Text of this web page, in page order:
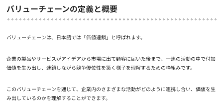
バリューチェーンの定義と概要
バリューチェーンは、日本語では「価値連鎖」と呼ばれます。
企業の製品やサービスがアイデアから市場に出て顧客に届いた後まで、一連の活動の中で付加
価値を生み出し、連鎖しながら競争優位性を築く様子を理解するための枠組みです。
このバリューチェーンを通じて、企業内のさまざまな活動がどのように連携し合い、価値を生
み出しているのかを理解することができます。